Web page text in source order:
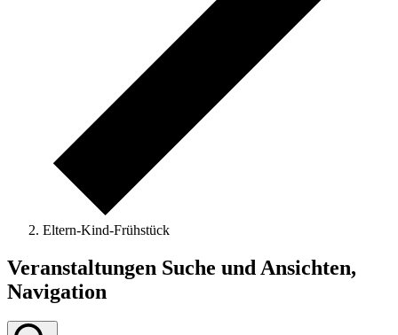
Eltern-Kind-Frühstück
Veranstaltungen
Veranstaltungen Suche und Ansichten,
Navigation